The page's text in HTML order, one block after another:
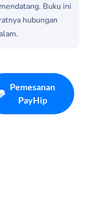
Buku ini
hubungan
Pemesanan
PayHip